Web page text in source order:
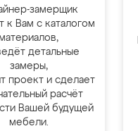
замерщик
к Вам с каталогом
материалов,
детальные
замеры,
проект и сделает
расчёт
Вашей будущей
мебели.